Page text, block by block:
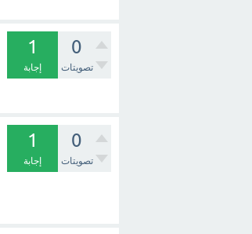
0
تصويتات
1
إجابة
0
تصويتات
1
إجابة